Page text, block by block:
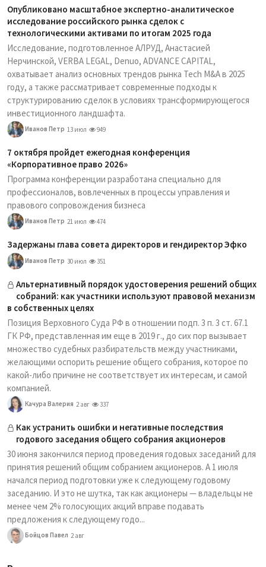
Опубликовано масштабное экспертно-аналитическое
исследование российского рынка сделок с
технологическими активами по итогам 2025 года
Исследование, подготовленное АЛРУД, Анастасией
Нерчинской, VERBA LEGAL, Denuo, ADVANCE CAPITAL,
охватывает анализ основных трендов рынка Tech M&A в 2025
году, а также рассматривает современные подходы к
структурированию сделок в условиях трансформирующегося
инвестиционного ландшафта.
Иванов Петр 13 июл 949
7 октября пройдет ежегодная конференция
«Корпоративное право 2026»
Программа конференции разработана специально для
профессионалов, вовлеченных в процессы управления и
правового сопровождения бизнеса
Иванов Петр 21 июл 474
Задержаны глава совета директоров и гендиректор Эфко
Иванов Петр 30 июл 351
Альтернативный порядок удостоверения решений общих
собраний: как участники используют правовой механизм
в собственных целях
Позиция Верховного Суда РФ в отношении подп. 3 п. 3 ст. 67.1
ГК РФ, представленная им еще в 2019 г., до сих пор вызывает
множество судебных разбирательств между участниками,
желающими оспорить решение общего собрания, которое по
какой-либо причине не соответствует их интересам, и самой
компанией.
Качура Валерия 2 авг 337
Как устранить ошибки и негативные последствия
годового заседания общего собрания акционеров
30 июня закончился период проведения годовых заседаний для
принятия решений общим собранием акционеров. А 1 июля
начался период подготовки уже к следующему годовому
заседанию. И это не шутка, так как акционеры — владельцы не
менее чем 2% голосующих акций вправе подавать
предложения к следующему годо...
Бойцов Павел 2 авг